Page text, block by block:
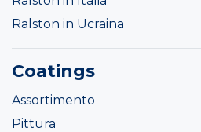
Ralston in Ucraina
Coatings
Assortimento
Pittura